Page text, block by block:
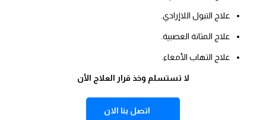
علاج التبول اللاإرادي.
علاج المثانة العصبية.
علاج التهاب الأمعاء.
لا تستسلم وخذ قرار العلاج الأن
اتصل بنا الان